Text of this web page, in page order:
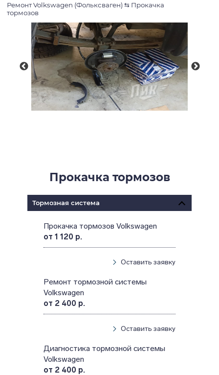
Ремонт Volkswagen (Фольксваген) ⇆ Прокачка
тормозов
Прокачка тормозов
Тормозная система
Прокачка тормозов Volkswagen
от 1 120 р.
Оставить заявку
Ремонт тормозной системы
Volkswagen
от 2 400 р.
Оставить заявку
Диагностика тормозной системы
Volkswagen
от 2 400 р.